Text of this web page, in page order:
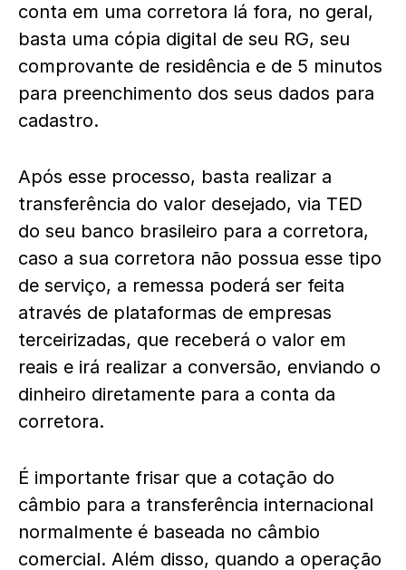
conta em uma corretora lá fora, no geral,
basta uma cópia digital de seu RG, seu
comprovante de residência e de 5 minutos
para preenchimento dos seus dados para
cadastro.
Após esse processo, basta realizar a
transferência do valor desejado, via TED
do seu banco brasileiro para a corretora,
caso a sua corretora não possua esse tipo
de serviço, a remessa poderá ser feita
através de plataformas de empresas
terceirizadas, que receberá o valor em
reais e irá realizar a conversão, enviando o
dinheiro diretamente para a conta da
corretora.
É importante frisar que a cotação do
câmbio para a transferência internacional
normalmente é baseada no câmbio
comercial. Além disso, quando a operação